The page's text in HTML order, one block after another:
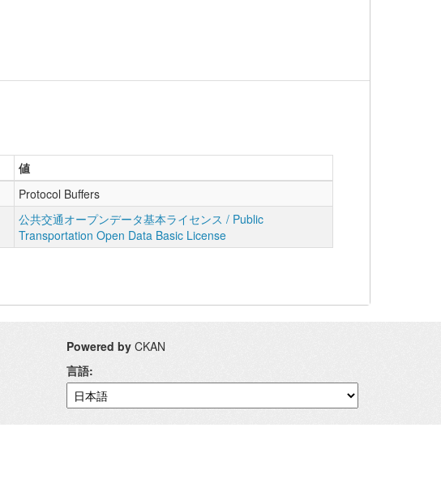
値
Protocol Buffers
公共交通オープンデータ基本ライセンス / Public
Transportation Open Data Basic License
Powered by CKAN
言語